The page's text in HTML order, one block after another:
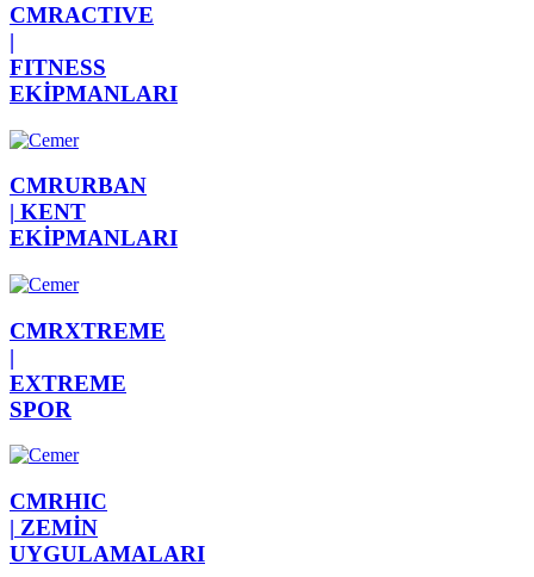
CMRACTIVE
|
FITNESS
EKİPMANLARI
CMRURBAN
| KENT
EKİPMANLARI
CMRXTREME
|
EXTREME
SPOR
CMRHIC
| ZEMİN
UYGULAMALARI